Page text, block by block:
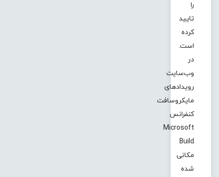
را
تایید
کرده
است.
در
وب‌سایت
رویدادهای
مایکروسافت
کنفرانس
Microsoft
Build
مکانی
شده